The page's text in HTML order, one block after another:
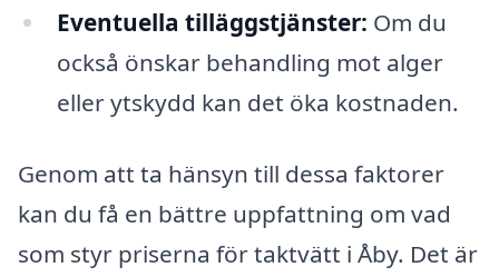
Eventuella tilläggstjänster: Om du
också önskar behandling mot alger
eller ytskydd kan det öka kostnaden.
Genom att ta hänsyn till dessa faktorer
kan du få en bättre uppfattning om vad
som styr priserna för taktvätt i Åby. Det är